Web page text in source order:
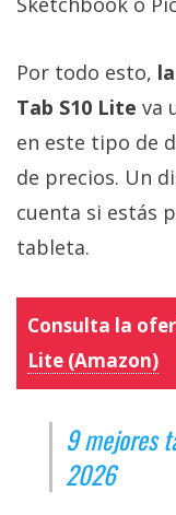
Por todo esto,
Tab S10 Lite va
en este tipo de
de precios. Un
cuenta si estás
tableta.
Consulta la
Lite (Amazon)
9 mejores
2026